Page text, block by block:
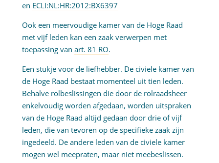
en ECLI:NL:HR:2012:BX6397
Ook een meervoudige kamer van de Hoge Raad
met vijf leden kan een zaak verwerpen met
toepassing van art. 81 RO.
Een stukje voor de liefhebber. De civiele kamer van
de Hoge Raad bestaat momenteel uit tien leden.
Behalve rolbeslissingen die door de rolraadsheer
enkelvoudig worden afgedaan, worden uitspraken
van de Hoge Raad altijd gedaan door drie of vijf
leden, die van tevoren op de specifieke zaak zijn
ingedeeld. De andere leden van de civiele kamer
mogen wel meepraten, maar niet meebeslissen.